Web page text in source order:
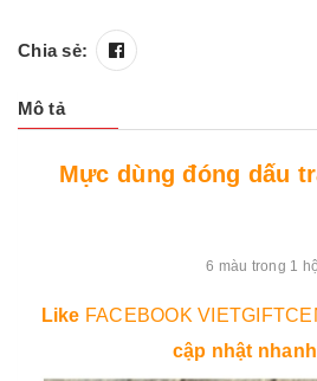
Chia sẻ:
Mô tả
Mực dùng đóng dấu
6 màu trong 1
Like FACEBOOK
cập nhật